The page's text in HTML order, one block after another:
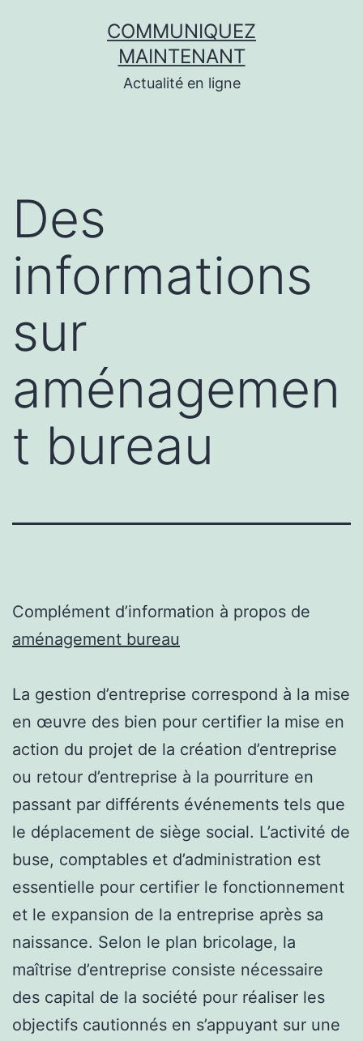
COMMUNIQUEZ
MAINTENANT
Actualité en ligne
Des
informations
sur
aménagemen
t bureau
Complément d’information à propos de
aménagement bureau
La gestion d’entreprise correspond à la mise
en œuvre des bien pour certifier la mise en
action du projet de la création d’entreprise
ou retour d’entreprise à la pourriture en
passant par différents événements tels que
le déplacement de siège social. L’activité de
buse, comptables et d’administration est
essentielle pour certifier le fonctionnement
et le expansion de la entreprise après sa
naissance. Selon le plan bricolage, la
maîtrise d’entreprise consiste nécessaire
des capital de la société pour réaliser les
objectifs cautionnés en s’appuyant sur une